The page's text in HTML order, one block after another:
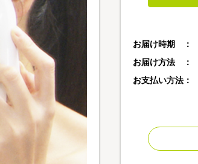
お届け時期 ：
お届け方法 ：
お支払い方法：